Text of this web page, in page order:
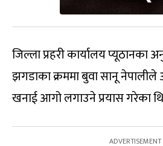
जिल्ला प्रहरी कार्यालय प्यूठानका
झगडाका क्रममा बुवा सानू नेपालीले
खनाई आगो लगाउने प्रयास गरेका